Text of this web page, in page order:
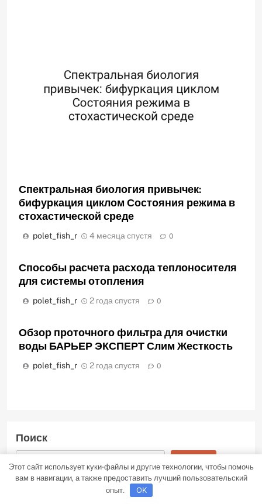
Спектральная биология привычек:
бифуркация циклом Состояния режима в
стохастической среде
polet_fish_r 4 месяца спустя 0
Способы расчета расхода теплоносителя
для системы отопления
polet_fish_r 2 года спустя 0
Обзор проточного фильтра для очистки
воды БАРЬЕР ЭКСПЕРТ Слим Жесткость
polet_fish_r 2 года спустя 0
Поиск
Этот сайт использует куки-файлы и другие технологии, чтобы помочь
вам в навигации, а также предоставить лучший пользовательский
опыт.
OK